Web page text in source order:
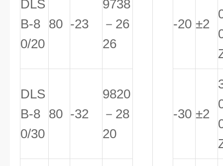
DLS
B-8
0/20
80 -23
9738
－26
26
-20 ±2
DLS
B-8
0/30
80 -32
9820
－28
20
-30 ±2